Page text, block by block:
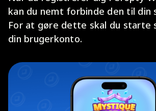
kan du nemt forbinde den til din
For at gøre dette skal du starte
din brugerkonto.